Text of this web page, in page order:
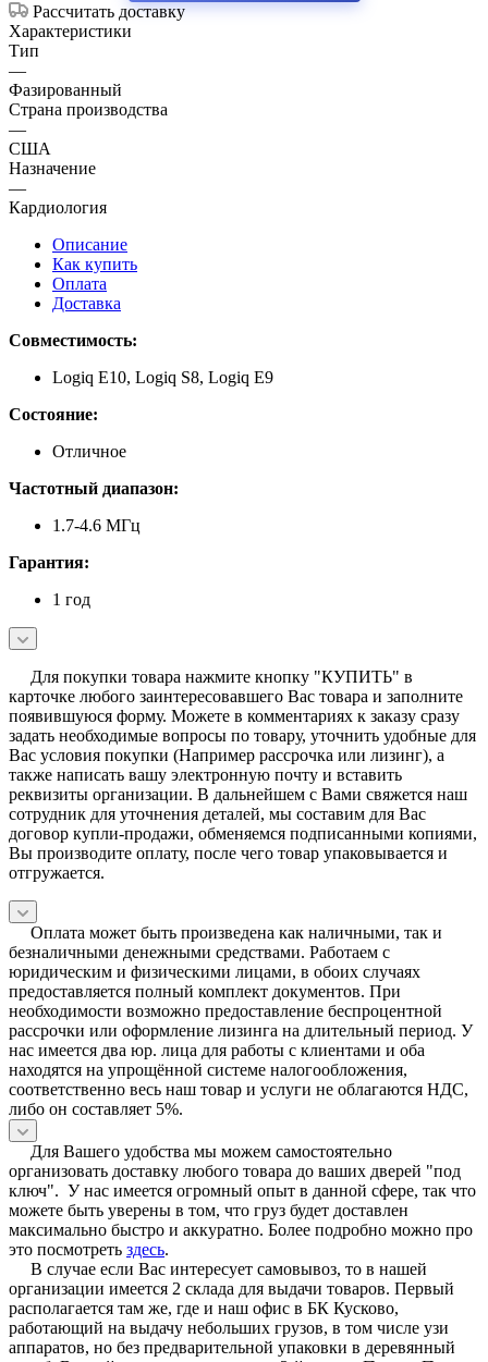
Рассчитать доставку
Характеристики
Тип
—
Фазированный
Страна производства
—
США
Назначение
—
Кардиология
Описание
Как купить
Оплата
Доставка
Совместимость:
Logiq E10, Logiq S8, Logiq E9
Состояние:
Отличное
Частотный диапазон:
1.7-4.6 МГц
Гарантия:
1 год
Для покупки товара нажмите кнопку "КУПИТЬ" в
карточке любого заинтересовавшего Вас товара и заполните
появившуюся форму. Можете в комментариях к заказу сразу
задать необходимые вопросы по товару, уточнить удобные для
Вас условия покупки (Например рассрочка или лизинг), а
также написать вашу электронную почту и вставить
реквизиты организации. В дальнейшем с Вами свяжется наш
сотрудник для уточнения деталей, мы составим для Вас
договор купли-продажи, обменяемся подписанными копиями,
Вы производите оплату, после чего товар упаковывается и
отгружается.
Оплата может быть произведена как наличными, так и
безналичными денежными средствами. Работаем с
юридическим и физическими лицами, в обоих случаях
предоставляется полный комплект документов. При
необходимости возможно предоставление беспроцентной
рассрочки или оформление лизинга на длительный период. У
нас имеется два юр. лица для работы с клиентами и оба
находятся на упрощённой системе налогообложения,
соответственно весь наш товар и услуги не облагаются НДС,
либо он составляет 5%.
Для Вашего удобства мы можем самостоятельно
организовать доставку любого товара до ваших дверей "под
ключ". У нас имеется огромный опыт в данной сфере, так что
можете быть уверены в том, что груз будет доставлен
максимально быстро и аккуратно. Более подробно можно про
это посмотреть здесь.
В случае если Вас интересует самовывоз, то в нашей
организации имеется 2 склада для выдачи товаров. Первый
располагается там же, где и наш офис в БК Кусково,
работающий на выдачу небольших грузов, в том числе узи
аппаратов, но без предварительной упаковки в деревянный